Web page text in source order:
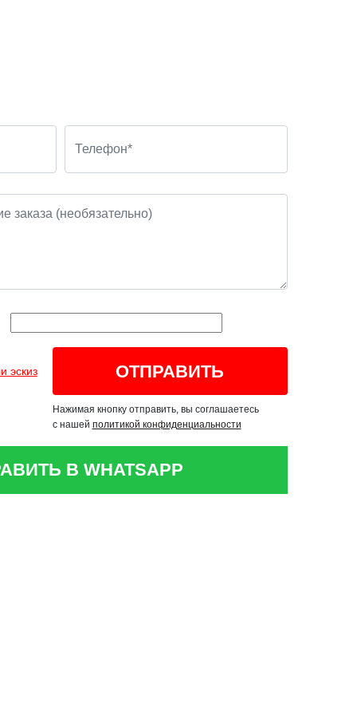
эскиз
Нажимая кнопку отправить, вы соглашаетесь
с нашей политикой конфиденциальности
В WHATSAPP